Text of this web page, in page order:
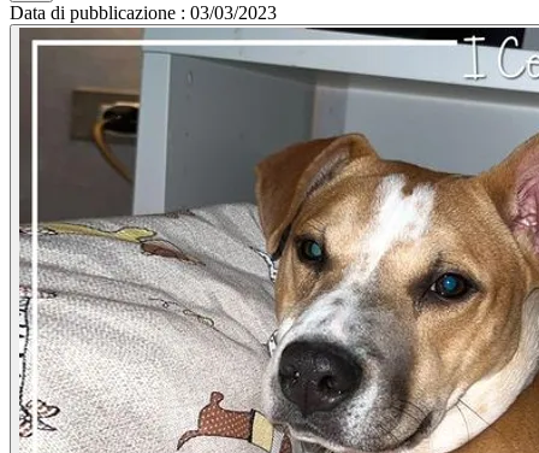
Data di pubblicazione : 03/03/2023